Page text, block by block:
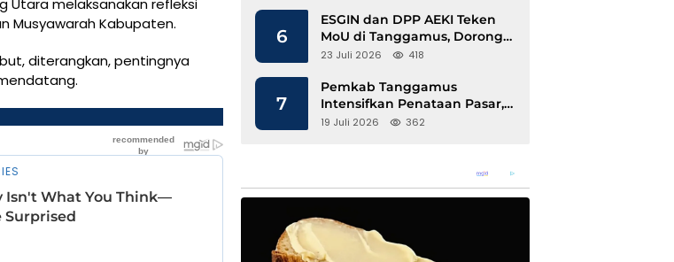
Utara melaksanakan refleksi
Musyawarah Kabupaten.
diterangkan, pentingnya
6
ESGIN dan DPP AEKI Teken
MoU di Tanggamus, Dorong
Ekonomi Hijau Berbasis Kopi
23 Juli 2026 418
7
Pemkab Tanggamus
Intensifkan Penataan Pasar,
Pedagang Diajak Tempati
19 Juli 2026 362